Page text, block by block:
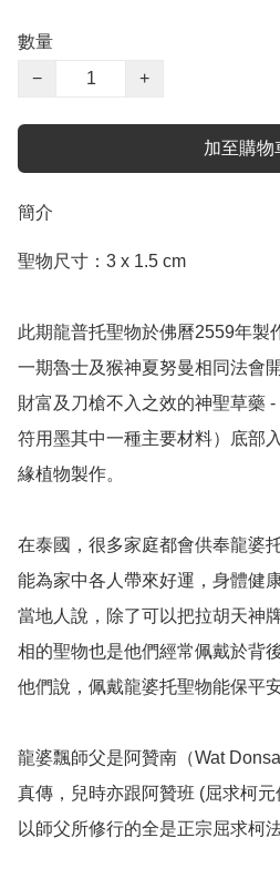
數量
−
+
加至購物
簡介
聖物尺寸：3 x 1.5 cm
此期龍普托聖物於佛曆2559年製
一期魯士及猴神夏努曼相同法會
財富及刀槍不入之效的神聖草藥
符用墨其中一種主要材料）底部
緣植物製作。
在泰國，很多家庭都會供奉龍婆
能為家中各人帶來好運，身體健
當地人說，除了可以把拉胡天神
相的聖物也是他們經常佩戴於背
他們說，佩戴龍婆托聖物能保平
龍婆飄師父是阿贊南（Wat
真傳，兒時亦跟阿贊班 (屈求柯
以師父所修行的全是正宗屈求柯法